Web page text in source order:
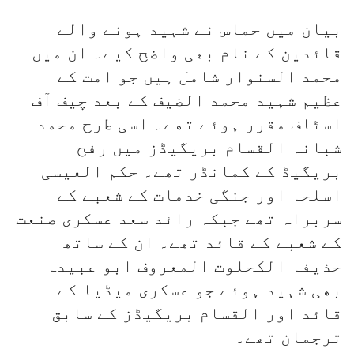
بیان میں حماس نے شہید ہونے والے
قائدین کے نام بھی واضح کیے۔ ان میں
محمد السنوار شامل ہیں جو امت کے
عظیم شہید محمد الضیف کے بعد چیف آف
اسٹاف مقرر ہوئے تھے۔ اسی طرح محمد
شبانہ القسام بریگیڈز میں رفح
بریگیڈ کے کمانڈر تھے۔ حکم العیسی
اسلحہ اور جنگی خدمات کے شعبے کے
سربراہ تھے جبکہ رائد سعد عسکری صنعت
کے شعبے کے قائد تھے۔ ان کے ساتھ
حذیفہ الکحلوت المعروف ابو عبیدہ
بھی شہید ہوئے جو عسکری میڈیا کے
قائد اور القسام بریگیڈز کے سابق
ترجمان تھے۔